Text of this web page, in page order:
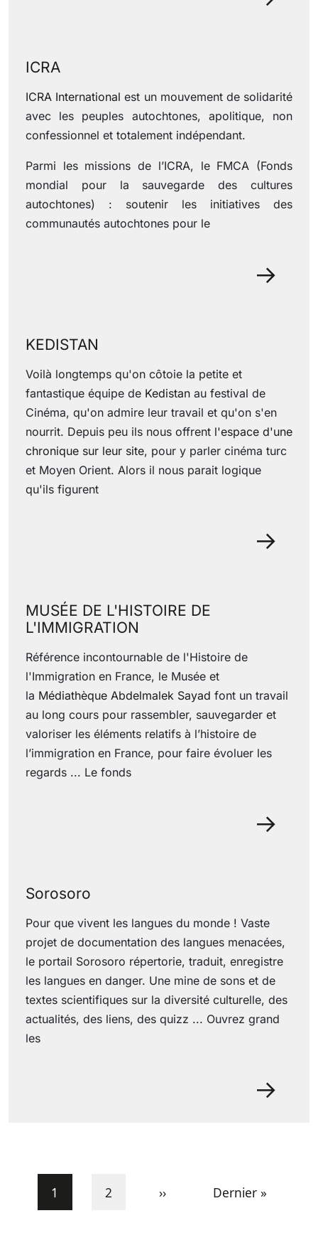
ICRA
ICRA International est un mouvement de solidarité
avec les peuples autochtones, apolitique, non
confessionnel et totalement indépendant.
Parmi les missions de l’ICRA, le FMCA (Fonds
mondial pour la sauvegarde des cultures
autochtones) : soutenir les initiatives des
communautés autochtones pour le
KEDISTAN
Voilà longtemps qu'on côtoie la petite et
fantastique équipe de Kedistan au festival de
Cinéma, qu'on admire leur travail et qu'on s'en
nourrit. Depuis peu ils nous offrent l'espace d'une
chronique sur leur site, pour y parler cinéma turc
et Moyen Orient. Alors il nous parait logique
qu'ils figurent
MUSÉE DE L'HISTOIRE DE
L'IMMIGRATION
Référence incontournable de l'Histoire de
l'Immigration en France, le Musée et
la Médiathèque Abdelmalek Sayad font un travail
au long cours pour rassembler, sauvegarder et
valoriser les éléments relatifs à l’histoire de
l’immigration en France, pour faire évoluer les
regards ... Le fonds
Sorosoro
Pour que vivent les langues du monde ! Vaste
projet de documentation des langues menacées,
le portail Sorosoro répertorie, traduit, enregistre
les langues en danger. Une mine de sons et de
textes scientifiques sur la diversité culturelle, des
actualités, des liens, des quizz ... Ouvrez grand
les
Pagination
Current page
1 Page
2 Next page
›› Last page
Dernier »